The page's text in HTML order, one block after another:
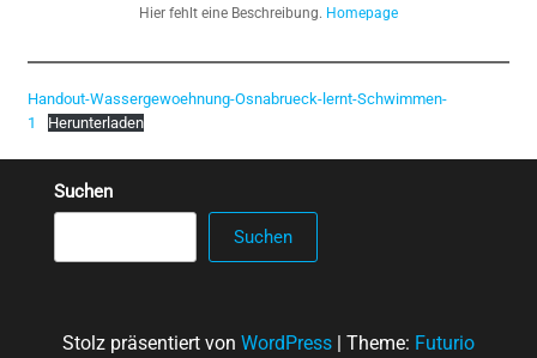
Hier fehlt eine Beschreibung. Homepage
Handout-Wassergewoehnung-Osnabrueck-lernt-Schwimmen-
1
Herunterladen
Suchen
Suchen
Stolz präsentiert von WordPress | Theme: Futurio